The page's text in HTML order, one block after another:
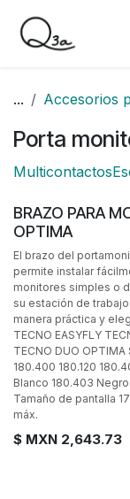
... Accesorios
Porta
Multicontactos
BRAZO PARA
OPTIMA
El brazo del
permite instalar
monitores simples o
su estación de
manera práctica y
TECNO EASYFLY
TECNO DUO OPTIMA
180.400 180.120
Blanco 180.403 Negro
Tamaño de pantalla
máx.
$ MXN 2,643.73